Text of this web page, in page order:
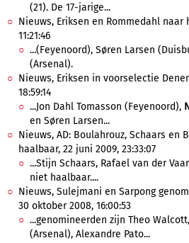
(21). De 17-jarige...
Nieuws, Eriksen en Rommedahl naar
11:21:46
...(Feyenoord), Søren Larsen
(Arsenal).
Nieuws, Eriksen in voorselectie
18:59:14
...Jon Dahl Tomasson (Feyenoord),
en Søren Larsen...
Nieuws, AD: Boulahrouz, Schaars en
haalbaar, 22 juni 2009, 23:33:07
...Stijn Schaars, Rafael van der
niet haalbaar....
Nieuws, Sulejmani en Sarpong
30 oktober 2008, 16:00:53
...genomineerden zijn Theo Walcott,
(Arsenal), Alexandre Pato...